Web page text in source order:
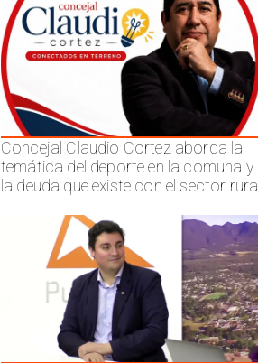
Concejal Claudio Cortez aborda la
temática del deporte en la comuna y
la deuda que existe con el sector rural